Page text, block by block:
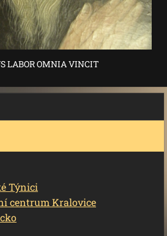
LABOR OMNIA VINCIT
Týnici
centrum Kralovice